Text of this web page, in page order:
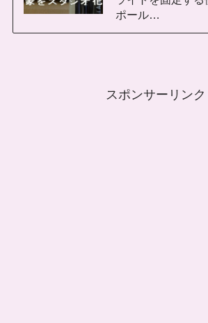
ポール…
スポンサーリンク